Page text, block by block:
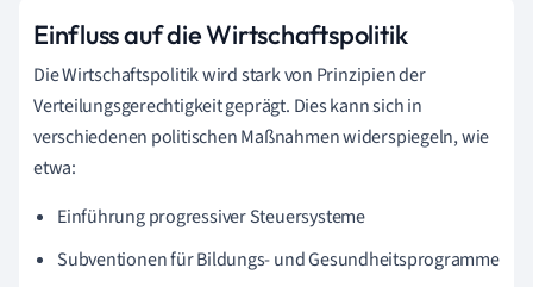
Einfluss auf die Wirtschaftspolitik
Die Wirtschaftspolitik wird stark von Prinzipien der
Verteilungsgerechtigkeit geprägt. Dies kann sich in
verschiedenen politischen Maßnahmen widerspiegeln, wie
etwa:
Einführung progressiver Steuersysteme
Subventionen für Bildungs- und Gesundheitsprogramme